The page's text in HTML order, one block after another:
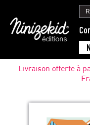
Livraison offerte à